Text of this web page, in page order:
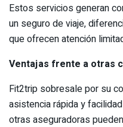
Estos servicios generan
un seguro de viaje,
que ofrecen atención
Ventajas frente a otras
Fit2trip sobresale por su
asistencia rápida y
otras aseguradoras